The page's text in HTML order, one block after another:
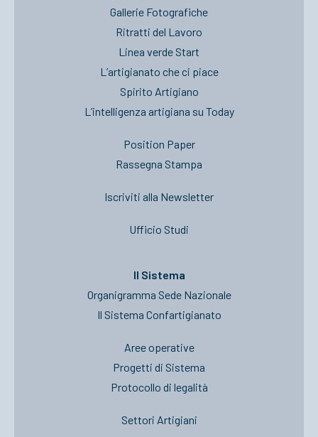
Gallerie Fotografiche
Ritratti del Lavoro
Linea verde Start
L’artigianato che ci piace
Spirito Artigiano
L’intelligenza artigiana su Today
Position Paper
Rassegna Stampa
Iscriviti alla Newsletter
Ufficio Studi
Il Sistema
Organigramma Sede Nazionale
Il Sistema Confartigianato
Aree operative
Progetti di Sistema
Protocollo di legalità
Settori Artigiani